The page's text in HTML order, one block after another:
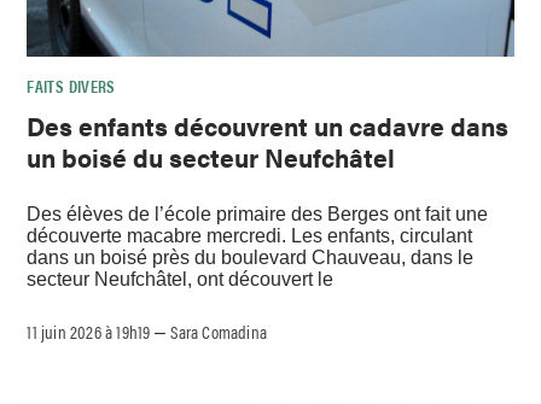
FAITS DIVERS
Des enfants découvrent un cadavre dans
un boisé du secteur Neufchâtel
Des élèves de l’école primaire des Berges ont fait une
découverte macabre mercredi. Les enfants, circulant
dans un boisé près du boulevard Chauveau, dans le
secteur Neufchâtel, ont découvert le
11 juin 2026 à 19h19 –Sara Comadina